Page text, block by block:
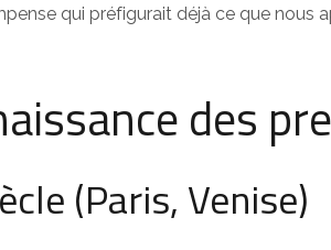
qui préfigurait déjà ce que nous
des
(Paris, Venise)